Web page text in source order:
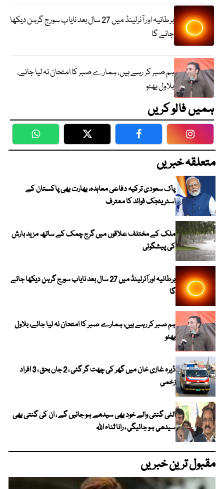
برطانیہ اور آئرلینڈ میں 27 سال بعد نایاب سورج گرہن دیکھا
جائے گا
ہم صبر کر رہے ہیں، ہمارے صبر کا امتحان نہ لیا جائے،
بلاول بھٹو
ہمیں فالو کریں
WhatsApp Twitter Facebook
متعلقہ خبریں
پاک سعودی ترکیہ دفاعی معاہدہ، بھارت بھی پاکستان کے
اسٹریٹجک فوائد کا معترف
ملک کے مختلف علاقوں میں گرج چمک کے ساتھ مزید بارش
کی پیشگوئی
برطانیہ اور آئرلینڈ میں 27 سال بعد نایاب سورج گرہن دیکھا جائے
گا
ہم صبر کر رہے ہیں، ہمارے صبر کا امتحان نہ لیا جائے، بلاول
بھٹو
ڈیرہ غازی خان میں گھر کی چھت گر گئی ، 2 جاں بحق ، 3 افراد
زخمی
الٹی گنتی والے خود بھی سیدھے ہو جائیں گے ، ان کی گنتی بھی
سیدھی ہو جائیگی ، رانا ثناء اللہ
مقبول ترین خبریں